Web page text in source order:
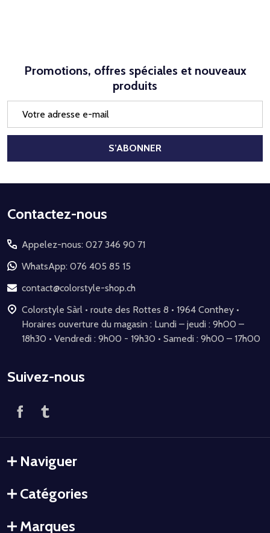
Promotions, offres spéciales et nouveaux
produits
mail
S’ABONNER
Début
pied
de
page
Contactez-nous
Appelez-nous: 027 346 90 71
WhatsApp: 076 405 85 15
contact@colorstyle-shop.ch
Colorstyle Sàrl • route des Rottes 8 • 1964 Conthey •
Horaires ouverture du magasin : Lundi – jeudi : 9h00 –
18h30 • Vendredi : 9h00 - 19h30 • Samedi : 9h00 – 17h00
Suivez-nous
Naviguer
Catégories
Marques